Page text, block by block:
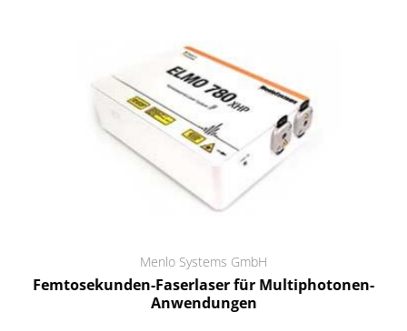
Menlo Systems GmbH
Femtosekunden-Faserlaser für Multiphotonen-
Anwendungen